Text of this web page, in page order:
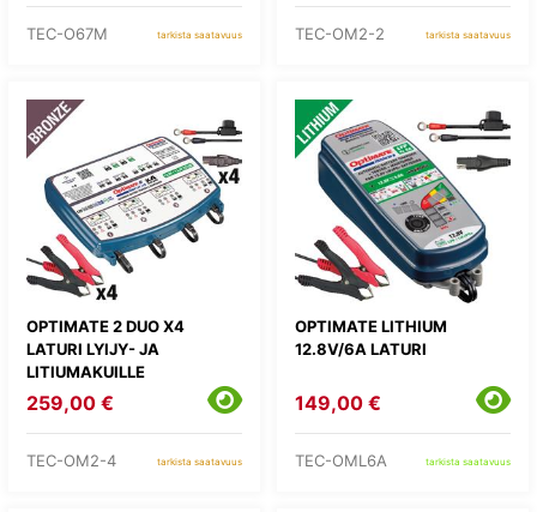
TEC-O67M tarkista saatavuus TEC-OM2-2 tarkista saatavuus
OPTIMATE 2 DUO X4
LATURI LYIJY- JA
LITIUMAKUILLE
259,00 €
TEC-OM2-4 tarkista saatavuus
OPTIMATE LITHIUM
12.8V/6A LATURI
149,00 €
TEC-OML6A tarkista saatavuus